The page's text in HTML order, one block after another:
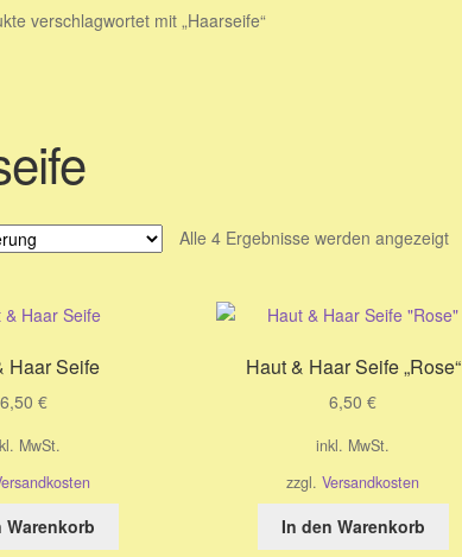
verschlagwortet mit „Haarseife“
Alle 4 Ergebnisse werden angezeigt
Haar Seife
6,50 €
MwSt.
Warenkorb
Haut & Haar Seife „Rose“
6,50€
inkl. MwSt.
zzgl.Versandkosten
In den Warenkorb